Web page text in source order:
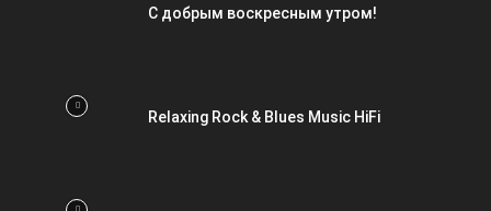
С добрым воскресным утром!
Relaxing Rock & Blues Music HiFi